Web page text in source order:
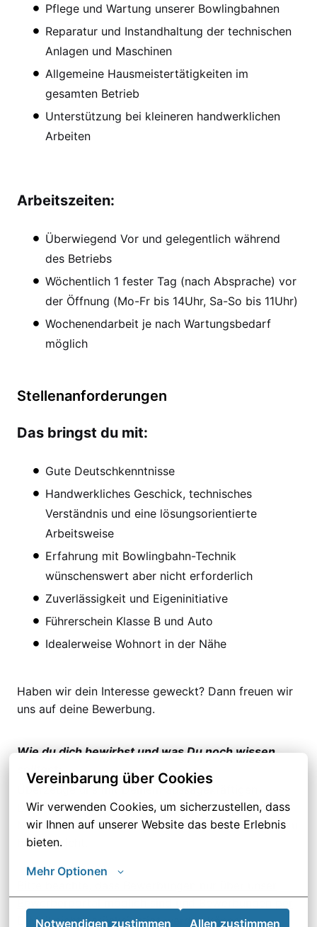
Vereinbarung über Cookies
Wir verwenden Cookies, um sicherzustellen, dass
wir Ihnen auf unserer Website das beste Erlebnis
bieten.
Mehr Optionen
Notwendigen zustimmen Allen zustimmen
Pflege und Wartung unserer Bowlingbahnen
Reparatur und Instandhaltung der technischen
Anlagen und Maschinen
Allgemeine Hausmeistertätigkeiten im
gesamten Betrieb
Unterstützung bei kleineren handwerklichen
Arbeiten
Arbeitszeiten:
Überwiegend Vor und gelegentlich während
des Betriebs
Wöchentlich 1 fester Tag (nach Absprache) vor
der Öffnung (Mo-Fr bis 14Uhr, Sa-So bis 11Uhr)
Wochenendarbeit je nach Wartungsbedarf
möglich
Stellenanforderungen
Das bringst du mit:
Gute Deutschkenntnisse
Handwerkliches Geschick, technisches
Verständnis und eine lösungsorientierte
Arbeitsweise
Erfahrung mit Bowlingbahn-Technik
wünschenswert aber nicht erforderlich
Zuverlässigkeit und Eigeninitiative
Führerschein Klasse B und Auto
Idealerweise Wohnort in der Nähe
Haben wir dein Interesse geweckt? Dann freuen wir
uns auf deine Bewerbung.
Wie du dich bewirbst und was Du noch wissen
solltest:
Überzeuge uns mit Deinem aussagekräftigen
Lebenslauf sowie dazugehörigen Zeugnissen. Ein
Motivationsschreiben oder Anschreiben brauchst Du
bei uns nicht.
E-Mail nicht berücksichtigt werden können!